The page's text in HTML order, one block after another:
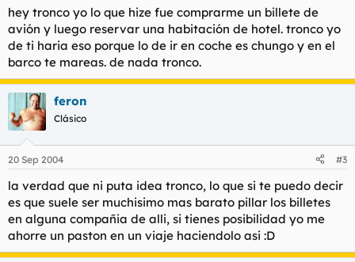
hey tronco yo lo que hize fue comprarme un billete de
avión y luego reservar una habitación de hotel. tronco yo
de ti haria eso porque lo de ir en coche es chungo y en el
barco te mareas. de nada tronco.
feron
Clásico
20 Sep 2004 #3
la verdad que ni puta idea tronco, lo que si te puedo decir
es que suele ser muchisimo mas barato pillar los billetes
en alguna compañia de alli, si tienes posibilidad yo me
ahorre un paston en un viaje haciendolo asi :D